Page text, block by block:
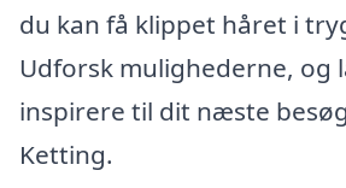
du kan få klippet håret i
Udforsk mulighederne, og
inspirere til dit næste
Ketting.